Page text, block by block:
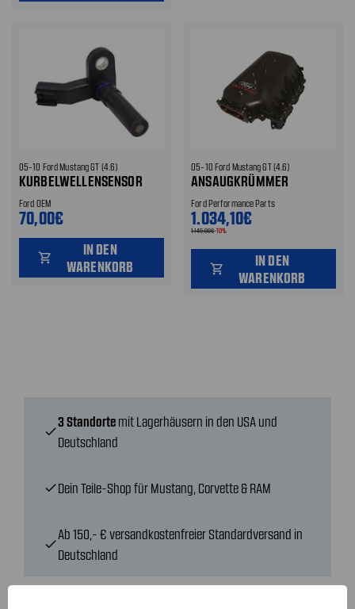
05-10 Ford Mustang GT (4.6)
KURBELWELLENSENSOR
Ford OEM
70,00€
shopping_cart
IN DEN
WARENKORB
05-10 Ford Mustang GT (4.6)
ANSAUGKRÜMMER
Ford Performance Parts
1.034,10€
1.149,00€-10%
shopping_cart
IN DEN
WARENKORB
check
3 Standorte mit Lagerhäusern in den USA und
Deutschland
checkDein Teile-Shop für Mustang, Corvette & RAM
check
Ab 150,- € versandkostenfreier Standardversand in
Deutschland